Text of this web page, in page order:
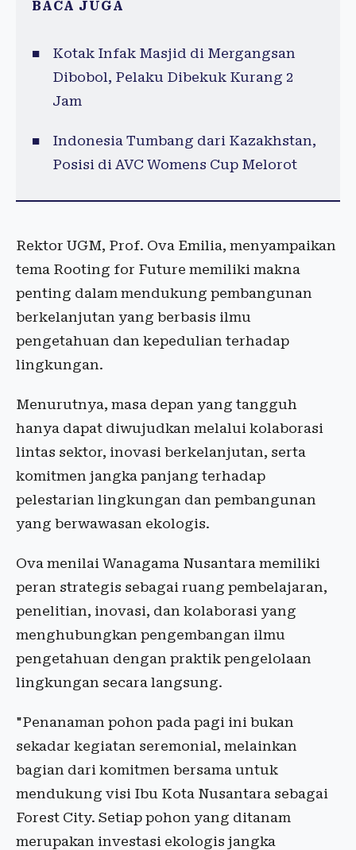
BACA JUGA
Kotak Infak Masjid di Mergangsan
Dibobol, Pelaku Dibekuk Kurang 2
Jam
Indonesia Tumbang dari Kazakhstan,
Posisi di AVC Womens Cup Melorot
Rektor UGM, Prof. Ova Emilia, menyampaikan
tema Rooting for Future memiliki makna
penting dalam mendukung pembangunan
berkelanjutan yang berbasis ilmu
pengetahuan dan kepedulian terhadap
lingkungan.
Menurutnya, masa depan yang tangguh
hanya dapat diwujudkan melalui kolaborasi
lintas sektor, inovasi berkelanjutan, serta
komitmen jangka panjang terhadap
pelestarian lingkungan dan pembangunan
yang berwawasan ekologis.
Ova menilai Wanagama Nusantara memiliki
peran strategis sebagai ruang pembelajaran,
penelitian, inovasi, dan kolaborasi yang
menghubungkan pengembangan ilmu
pengetahuan dengan praktik pengelolaan
lingkungan secara langsung.
"Penanaman pohon pada pagi ini bukan
sekadar kegiatan seremonial, melainkan
bagian dari komitmen bersama untuk
mendukung visi Ibu Kota Nusantara sebagai
Forest City. Setiap pohon yang ditanam
merupakan investasi ekologis jangka